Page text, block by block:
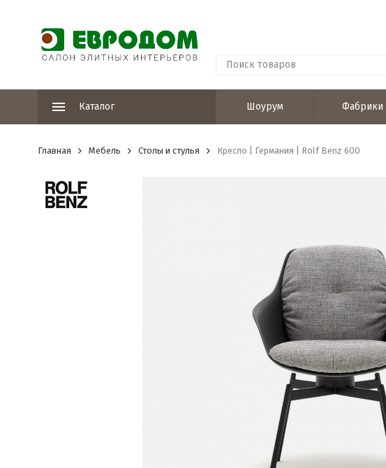
Каталог Шоурум Фабрики
Главная Мебель Столы и стулья Кресло | Германия | Rolf Benz 600